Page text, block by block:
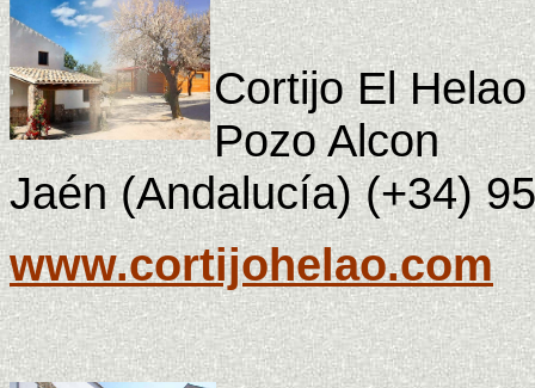
Cortijo El
Pozo Alcon
Jaén (Andalucía) (+34)
www.cortijohelao.com